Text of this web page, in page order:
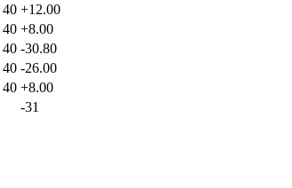
40 +12.00
40 +8.00
40 -30.80
40 -26.00
40 +8.00
-31